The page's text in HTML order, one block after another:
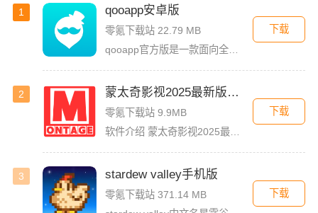
1 qooapp安卓版
零氪下载站 22.79 MB
qooapp官方版是一款面向全球的二次元游戏资讯平台，它融合玩家社群、媒体资讯、游戏商店于一体，旨在汇聚全球热爱ACG的玩家，为他们创造有趣有爱有价值的产品和服务。为二次元游戏爱好者提供上万款游戏下载
下载
2 蒙太奇影视2025最新版本下载
零氪下载站 9.9MB
下载
3 stardew valley手机版
零氪下载站 371.14 MB
下载